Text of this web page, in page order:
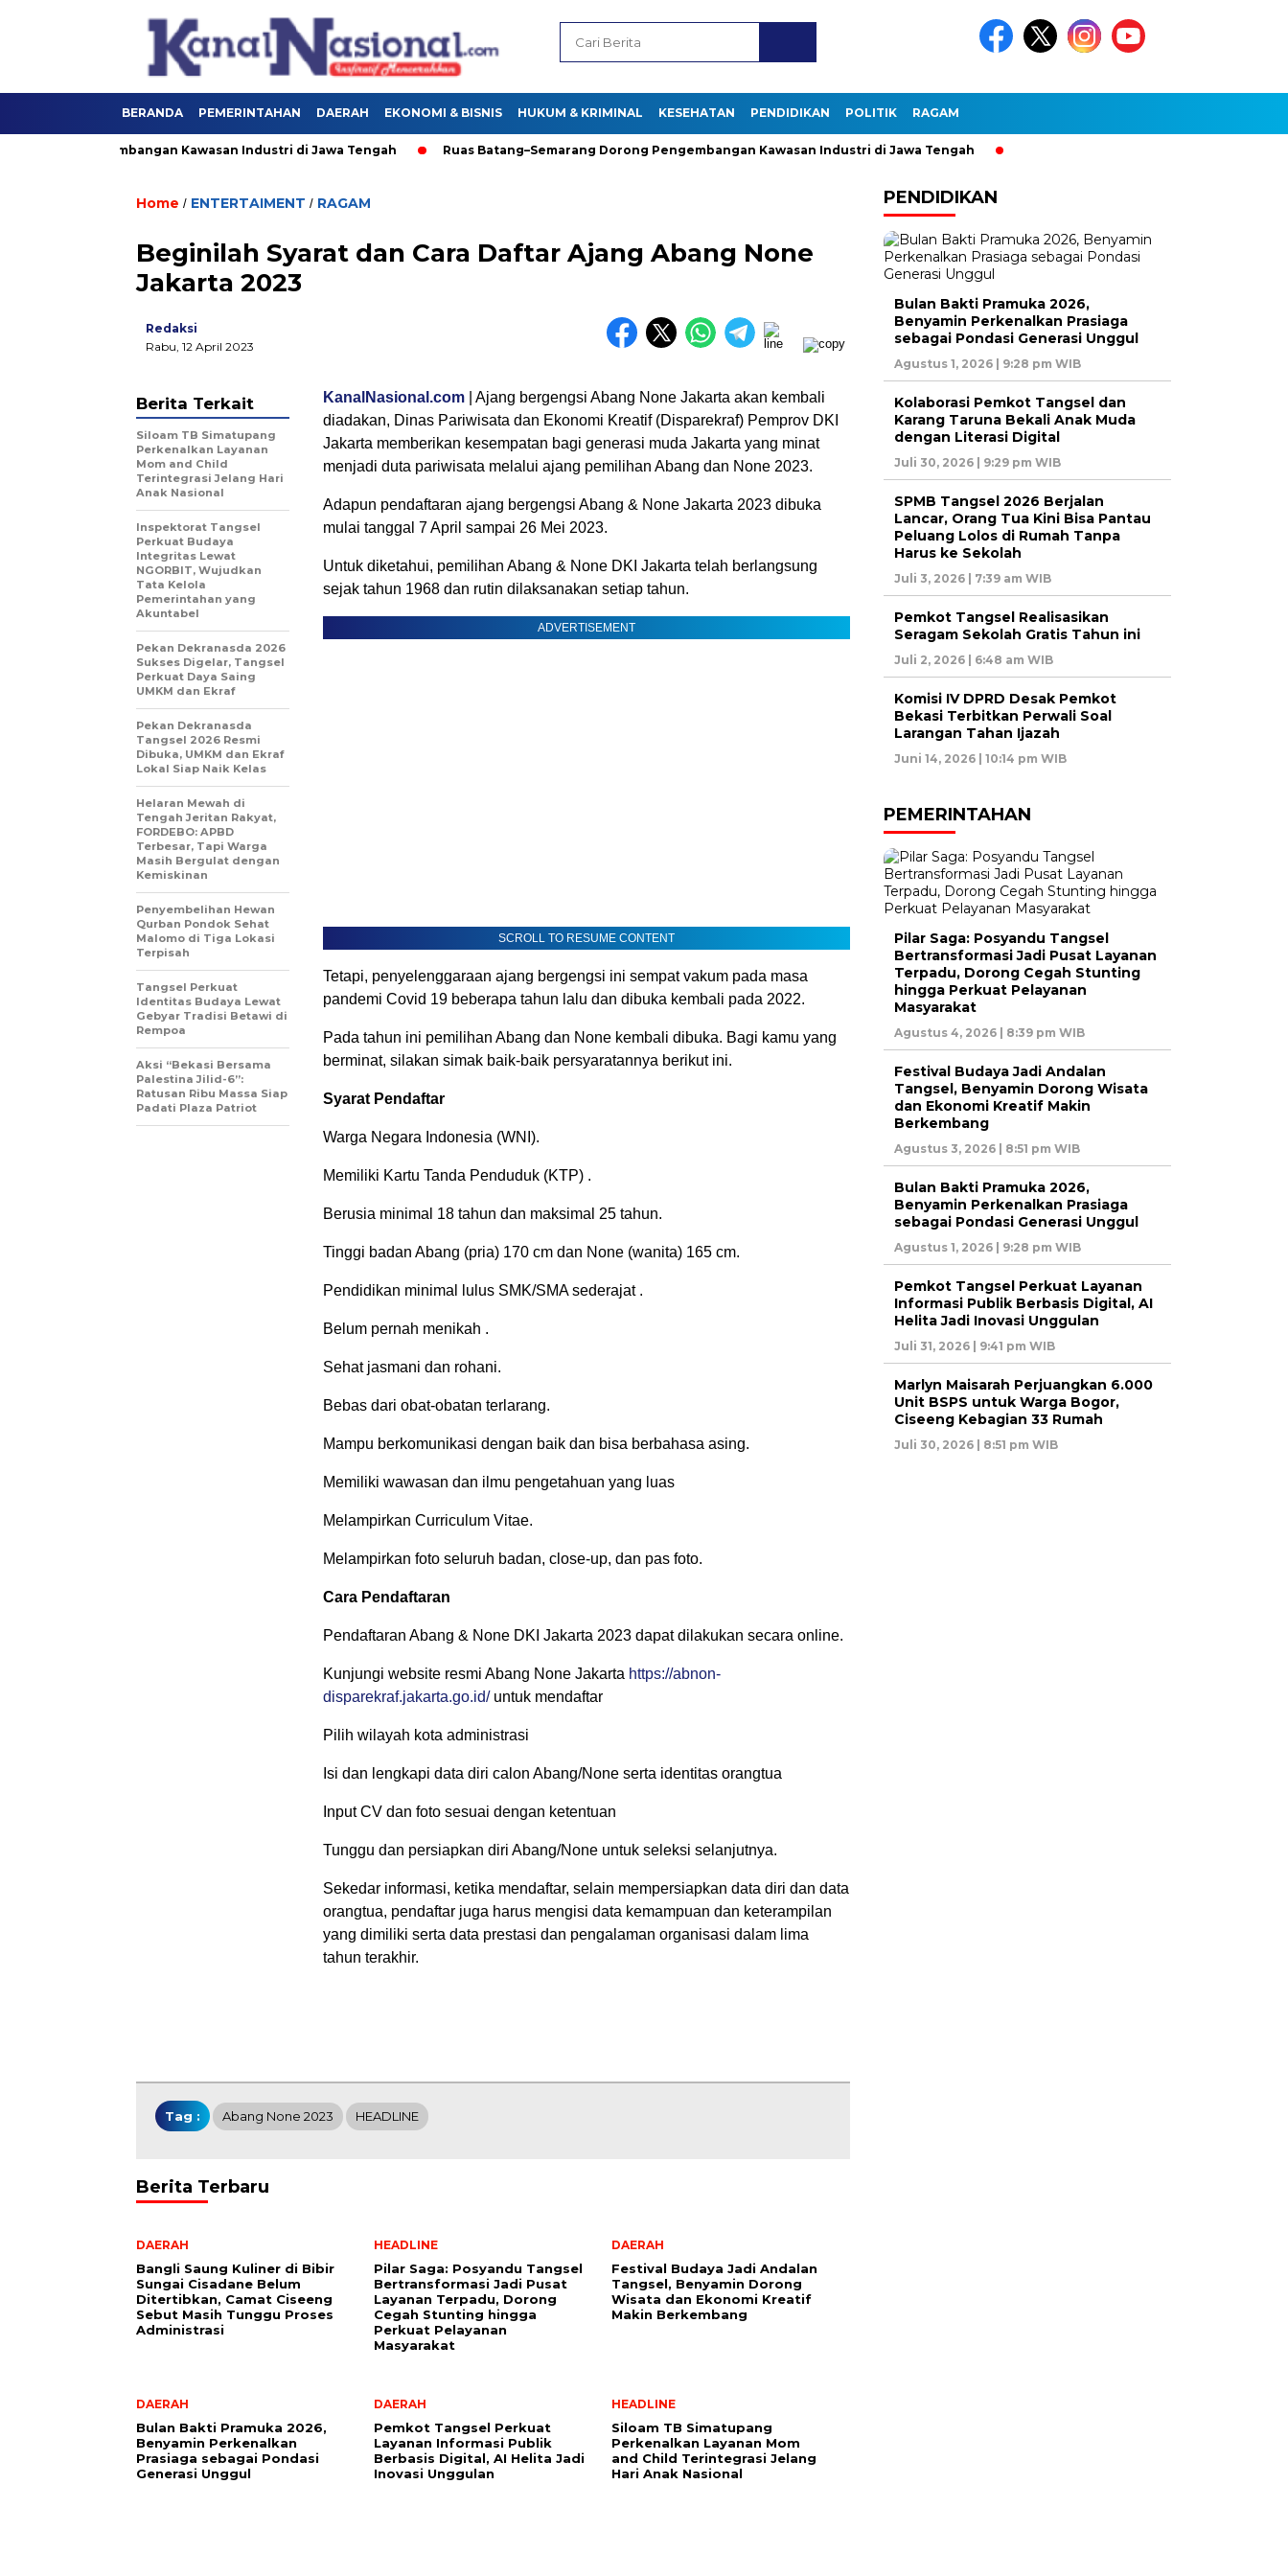
BERANDA PEMERINTAHAN DAERAH EKONOMI & BISNIS HUKUM & KRIMINAL KESEHATAN PENDIDIKAN POLITIK RAGAM
Pengembangan Kawasan Industri di Jawa Tengah Ruas Batang–Semarang Dorong Pengembangan Kawasan Industri di Jawa Tengah
Home / ENTERTAIMENT / RAGAM
Beginilah Syarat dan Cara Daftar Ajang Abang None
Jakarta 2023
Redaksi
Rabu, 12 April 2023
KanalNasional.com | Ajang bergengsi Abang None Jakarta akan kembali
diadakan, Dinas Pariwisata dan Ekonomi Kreatif (Disparekraf) Pemprov DKI
Jakarta memberikan kesempatan bagi generasi muda Jakarta yang minat
menjadi duta pariwisata melalui ajang pemilihan Abang dan None 2023.
Adapun pendaftaran ajang bergengsi Abang & None Jakarta 2023 dibuka
mulai tanggal 7 April sampai 26 Mei 2023.
Untuk diketahui, pemilihan Abang & None DKI Jakarta telah berlangsung
sejak tahun 1968 dan rutin dilaksanakan setiap tahun.
ADVERTISEMENT
SCROLL TO RESUME CONTENT
Tetapi, penyelenggaraan ajang bergengsi ini sempat vakum pada masa
pandemi Covid 19 beberapa tahun lalu dan dibuka kembali pada 2022.
Pada tahun ini pemilihan Abang dan None kembali dibuka. Bagi kamu yang
berminat, silakan simak baik-baik persyaratannya berikut ini.
Syarat Pendaftar
Warga Negara Indonesia (WNI).
Memiliki Kartu Tanda Penduduk (KTP) .
Berusia minimal 18 tahun dan maksimal 25 tahun.
Tinggi badan Abang (pria) 170 cm dan None (wanita) 165 cm.
Pendidikan minimal lulus SMK/SMA sederajat .
Belum pernah menikah .
Sehat jasmani dan rohani.
Bebas dari obat-obatan terlarang.
Mampu berkomunikasi dengan baik dan bisa berbahasa asing.
Memiliki wawasan dan ilmu pengetahuan yang luas
Melampirkan Curriculum Vitae.
Melampirkan foto seluruh badan, close-up, dan pas foto.
Cara Pendaftaran
Pendaftaran Abang & None DKI Jakarta 2023 dapat dilakukan secara online.
Kunjungi website resmi Abang None Jakarta https://abnon-
disparekraf.jakarta.go.id/untuk mendaftar
Pilih wilayah kota administrasi
Isi dan lengkapi data diri calon Abang/None serta identitas orangtua
Input CV dan foto sesuai dengan ketentuan
Tunggu dan persiapkan diri Abang/None untuk seleksi selanjutnya.
Sekedar informasi, ketika mendaftar, selain mempersiapkan data diri dan data
orangtua, pendaftar juga harus mengisi data kemampuan dan keterampilan
yang dimiliki serta data prestasi dan pengalaman organisasi dalam lima
tahun terakhir.
Berita Terkait
Siloam TB Simatupang
Perkenalkan Layanan
Mom and Child
Terintegrasi Jelang Hari
Anak Nasional
Inspektorat Tangsel
Perkuat Budaya
Integritas Lewat
NGORBIT, Wujudkan
Tata Kelola
Pemerintahan yang
Akuntabel
Pekan Dekranasda 2026
Sukses Digelar, Tangsel
Perkuat Daya Saing
UMKM dan Ekraf
Pekan Dekranasda
Tangsel 2026 Resmi
Dibuka, UMKM dan Ekraf
Lokal Siap Naik Kelas
Helaran Mewah di
Tengah Jeritan Rakyat,
FORDEBO: APBD
Terbesar, Tapi Warga
Masih Bergulat dengan
Kemiskinan
Penyembelihan Hewan
Qurban Pondok Sehat
Malomo di Tiga Lokasi
Terpisah
Tangsel Perkuat
Identitas Budaya Lewat
Gebyar Tradisi Betawi di
Rempoa
Aksi “Bekasi Bersama
Palestina Jilid-6”:
Ratusan Ribu Massa Siap
Padati Plaza Patriot
Tag : Abang None 2023 HEADLINE
Berita Terbaru
DAERAH
Bangli Saung Kuliner di Bibir
Sungai Cisadane Belum
Ditertibkan, Camat Ciseeng
Sebut Masih Tunggu Proses
Administrasi
HEADLINE
Pilar Saga: Posyandu Tangsel
Bertransformasi Jadi Pusat
Layanan Terpadu, Dorong
Cegah Stunting hingga
Perkuat Pelayanan
Masyarakat
DAERAH
Festival Budaya Jadi Andalan
Tangsel, Benyamin Dorong
Wisata dan Ekonomi Kreatif
Makin Berkembang
DAERAH
Bulan Bakti Pramuka 2026,
Benyamin Perkenalkan
Prasiaga sebagai Pondasi
Generasi Unggul
DAERAH
Pemkot Tangsel Perkuat
Layanan Informasi Publik
Berbasis Digital, AI Helita Jadi
Inovasi Unggulan
HEADLINE
Siloam TB Simatupang
Perkenalkan Layanan Mom
and Child Terintegrasi Jelang
Hari Anak Nasional
PENDIDIKAN
Bulan Bakti Pramuka 2026,
Benyamin Perkenalkan Prasiaga
sebagai Pondasi Generasi Unggul
Agustus 1, 2026 | 9:28 pm WIB
Kolaborasi Pemkot Tangsel dan
Karang Taruna Bekali Anak Muda
dengan Literasi Digital
Juli 30, 2026 | 9:29 pm WIB
SPMB Tangsel 2026 Berjalan
Lancar, Orang Tua Kini Bisa Pantau
Peluang Lolos di Rumah Tanpa
Harus ke Sekolah
Juli 3, 2026 | 7:39 am WIB
Pemkot Tangsel Realisasikan
Seragam Sekolah Gratis Tahun ini
Juli 2, 2026 | 6:48 am WIB
Komisi IV DPRD Desak Pemkot
Bekasi Terbitkan Perwali Soal
Larangan Tahan Ijazah
Juni 14, 2026 | 10:14 pm WIB
PEMERINTAHAN
Pilar Saga: Posyandu Tangsel
Bertransformasi Jadi Pusat Layanan
Terpadu, Dorong Cegah Stunting
hingga Perkuat Pelayanan
Masyarakat
Agustus 4, 2026 | 8:39 pm WIB
Festival Budaya Jadi Andalan
Tangsel, Benyamin Dorong Wisata
dan Ekonomi Kreatif Makin
Berkembang
Agustus 3, 2026 | 8:51 pm WIB
Bulan Bakti Pramuka 2026,
Benyamin Perkenalkan Prasiaga
sebagai Pondasi Generasi Unggul
Agustus 1, 2026 | 9:28 pm WIB
Pemkot Tangsel Perkuat Layanan
Informasi Publik Berbasis Digital, AI
Helita Jadi Inovasi Unggulan
Juli 31, 2026 | 9:41 pm WIB
Marlyn Maisarah Perjuangkan 6.000
Unit BSPS untuk Warga Bogor,
Ciseeng Kebagian 33 Rumah
Juli 30, 2026 | 8:51 pm WIB